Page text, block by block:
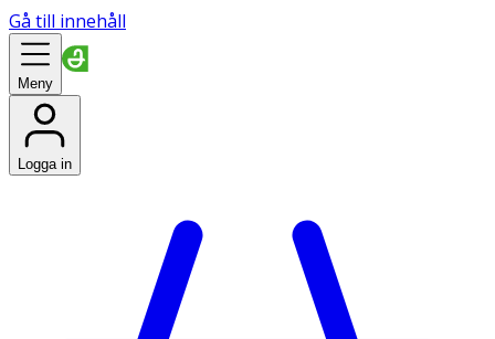
Gå till innehåll
Meny
Logga in